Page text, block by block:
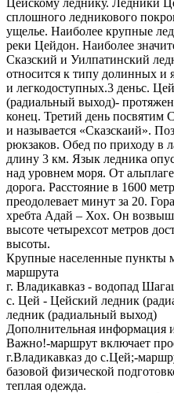
сплошного ледникового
ущелье. Наиболее крупные
реки Цейдон. Наиболее
Сказский и Уилпатинский
относится к типу долинных и
и легкодоступных.3 деньс.
(радиальный выход)-
конец. Третий день посвятим
и называется «Сказскаий».
рюкзаков. Обед по приходу в
длину 3 км. Язык ледника
над уровнем моря. От
дорога. Расстояние в 1600
преодолевает минут за 20.
хребта Адай – Хох. Он
высоте четырехсот метров
высоты.
Крупные населенные пункты
маршрута
г. Владикавказ - водопад
с. Цей - Цейский ледник
ледник (радиальный выход)
Дополнительная информация
Важно!-маршрут включает
г.Владикавказ до с.Цей;-
базовой физической
теплая одежда.